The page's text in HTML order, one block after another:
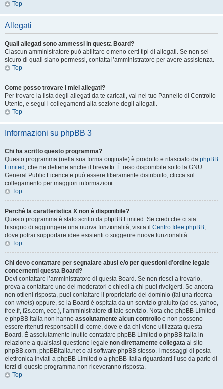
Top
Allegati
Quali allegati sono ammessi in questa Board?
Ciascun amministratore può abilitare o meno certi tipi di allegati. Se non sei
sicuro di quali siano permessi, contatta l’amministratore per avere assistenza.
Top
Come posso trovare i miei allegati?
Per trovare la lista degli allegati da te caricati, vai nel tuo Pannello di Controllo
Utente, e segui i collegamenti alla sezione degli allegati.
Top
Informazioni su phpBB 3
Chi ha scritto questo programma?
Questo programma (nella sua forma originale) è prodotto e rilasciato da phpBB
Limited , che ne detiene anche il brevetto. È reso disponibile sotto la GNU
General Public Licence e può essere liberamente distribuito; clicca sul
collegamento per maggiori informazioni.
Top
Perché la caratteristica X non è disponibile?
Questo programma è stato scritto da phpBB Limited. Se credi che ci sia
bisogno di aggiungere una nuova funzionalità, visita il Centro Idee phpBB,
dove potrai supportare idee esistenti o suggerire nuove funzionalità.
Top
Chi devo contattare per segnalare abusi e/o per questioni d’ordine legale
concernenti questa Board?
Devi contattare l’amministratore di questa Board. Se non riesci a trovarlo,
prova a contattare uno dei moderatori e chiedi a chi puoi rivolgerti. Se ancora
non ottieni risposta, puoi contattare il proprietario del dominio (fai una ricerca
con whois) oppure, se la Board è ospitata da un servizio gratuito (ad es. yahoo,
free.fr, f2s.com, ecc.), l’amministratore di tale servizio. Nota che phpBB Limited
e phpBB Italia non hanno assolutamente alcun controllo e non possono
essere ritenuti responsabili di come, dove e da chi viene utilizzata questa
Board. È assolutamente inutile contattare phpBB Limited o phpBB Italia in
relazione a qualsiasi questione legale non direttamente collegata al sito
phpBB.com, phpBBItalia.net o al software phpBB stesso. I messaggi di posta
elettronica inviati a phpBB Limited o a phpBB Italia riguardanti l’uso da parte di
terzi di questo programma non riceveranno risposta.
Top